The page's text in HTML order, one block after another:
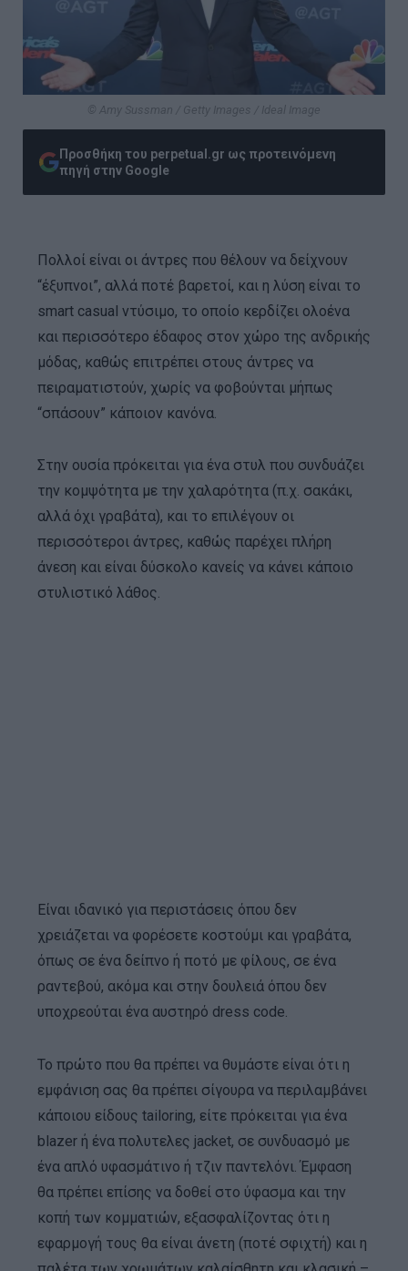
© Amy Sussman / Getty Images / Ideal Image
Προσθήκη του perpetual.gr ως προτεινόμενη
πηγή στην Google
Πολλοί είναι οι άντρες που θέλουν να δείχνουν
“έξυπνοι”, αλλά ποτέ βαρετοί, και η λύση είναι το
smart casual ντύσιμο, το οποίο κερδίζει ολοένα
και περισσότερο έδαφος στον χώρο της ανδρικής
μόδας, καθώς επιτρέπει στους άντρες να
πειραματιστούν, χωρίς να φοβούνται μήπως
“σπάσουν” κάποιον κανόνα.
Στην ουσία πρόκειται για ένα στυλ που συνδυάζει
την κομψότητα με την χαλαρότητα (π.χ. σακάκι,
αλλά όχι γραβάτα), και το επιλέγουν οι
περισσότεροι άντρες, καθώς παρέχει πλήρη
άνεση και είναι δύσκολο κανείς να κάνει κάποιο
στυλιστικό λάθος.
Είναι ιδανικό για περιστάσεις όπου δεν
χρειάζεται να φορέσετε κοστούμι και γραβάτα,
όπως σε ένα δείπνο ή ποτό με φίλους, σε ένα
ραντεβού, ακόμα και στην δουλειά όπου δεν
υποχρεούται ένα αυστηρό dress code.
Το πρώτο που θα πρέπει να θυμάστε είναι ότι η
εμφάνιση σας θα πρέπει σίγουρα να περιλαμβάνει
κάποιου είδους tailoring, είτε πρόκειται για ένα
blazer ή ένα πολυτελες jacket, σε συνδυασμό με
ένα απλό υφασμάτινο ή τζιν παντελόνι. Έμφαση
θα πρέπει επίσης να δοθεί στο ύφασμα και την
κοπή των κομματιών, εξασφαλίζοντας ότι η
εφαρμογή τους θα είναι άνετη (ποτέ σφιχτή) και η